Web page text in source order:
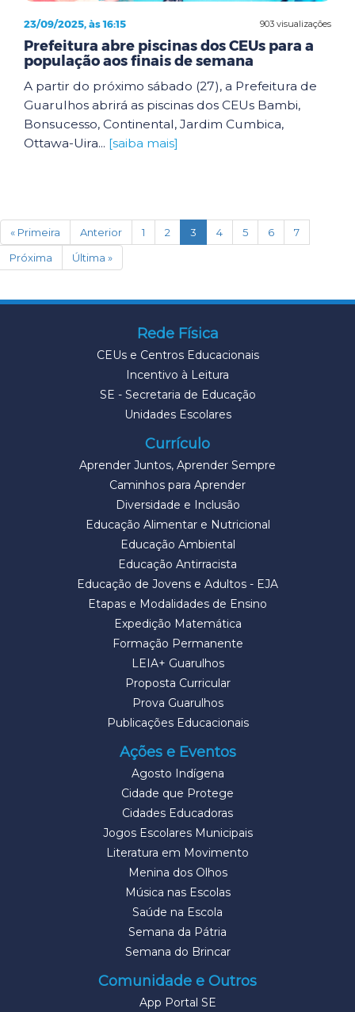
903 visualizações
23/09/2025, às 16:15
Prefeitura abre piscinas dos CEUs para a
população aos finais de semana
A partir do próximo sábado (27), a Prefeitura de
Guarulhos abrirá as piscinas dos CEUs Bambi,
Bonsucesso, Continental, Jardim Cumbica,
Ottawa-Uira... [saiba mais]
« Primeira Anterior 1 2 3 (current)
4 5 6
7
Próxima
Última »
Rede Física
CEUs e Centros Educacionais
Incentivo à Leitura
SE - Secretaria de Educação
Unidades Escolares
Currículo
Aprender Juntos, Aprender Sempre
Caminhos para Aprender
Diversidade e Inclusão
Educação Alimentar e Nutricional
Educação Ambiental
Educação Antirracista
Educação de Jovens e Adultos - EJA
Etapas e Modalidades de Ensino
Expedição Matemática
Formação Permanente
LEIA+ Guarulhos
Proposta Curricular
Prova Guarulhos
Publicações Educacionais
Ações e Eventos
Agosto Indígena
Cidade que Protege
Cidades Educadoras
Jogos Escolares Municipais
Literatura em Movimento
Menina dos Olhos
Música nas Escolas
Saúde na Escola
Semana da Pátria
Semana do Brincar
Comunidade e Outros
App Portal SE